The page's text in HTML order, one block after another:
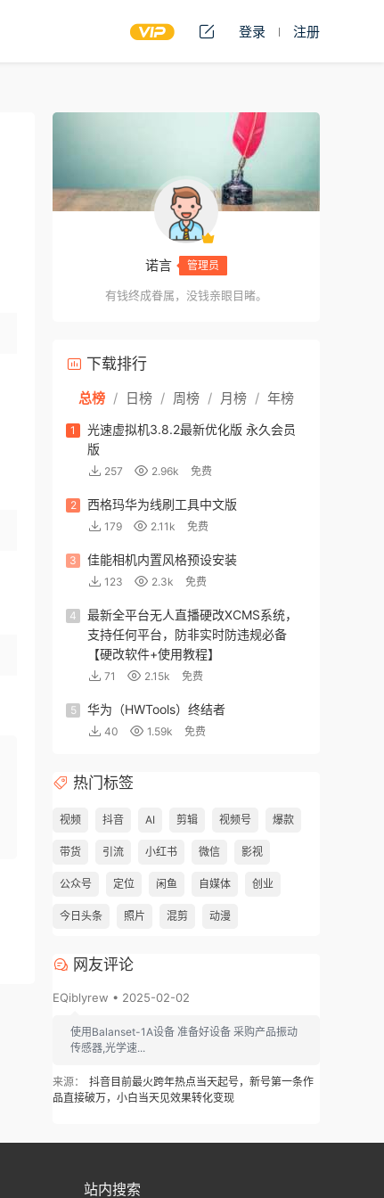
登录 注册
诺言 管理员
有钱终成眷属，没钱亲眼目睹。
下载排行
总榜 / 日榜 / 周榜 / 月榜 / 年榜
1
光速虚拟机3.8.2最新优化版 永久会员
版
257 2.96k 免费
2 西格玛华为线刷工具中文版
179 2.11k 免费
3 佳能相机内置风格预设安装
123 2.3k 免费
4
最新全平台无人直播硬改XCMS系统，
支持任何平台，防非实时防违规必备
【硬改软件+使用教程】
71 2.15k 免费
5 华为（HWTools）终结者
40 1.59k 免费
热门标签
视频 抖音 AI 剪辑 视频号 爆款
带货 引流 小红书 微信 影视
公众号 定位 闲鱼 自媒体 创业
今日头条 照片 混剪 动漫
网友评论
EQiblyrew • 2025-02-02
使用Balanset-1A设备 准备好设备 采购产品振动
传感器,光学速...
来源：
抖音目前最火跨年热点当天起号，新号第一条作
品直接破万，小白当天见效果转化变现
站内搜索